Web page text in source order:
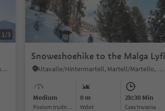
1/3
Tirolo/Tirol, Tirol/Tirolo, Meran/Merano and environs
Snoweshoehike to the Malga Lyfi
Altavalle/Hintermartell, Martell/Martello, Vinschgau/Val Venosta
Medium
Poziom trudności
0 m
Wzlot
2h:30 Min
czas trwania